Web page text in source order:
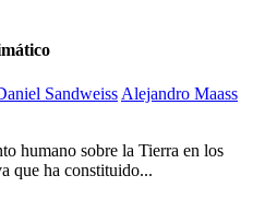
Sandweiss Alejandro Maass
humano sobre la Tierra en los
que ha constituido...